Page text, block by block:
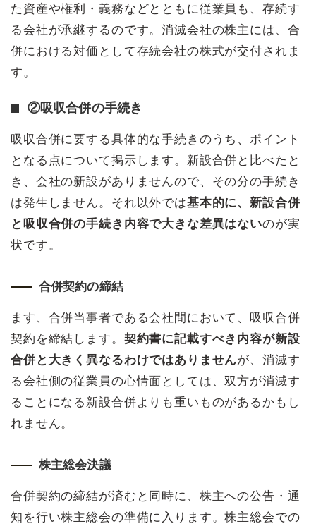
た資産や権利・義務などとともに従業員も、存続す
る会社が承継するのです。消滅会社の株主には、合
併における対価として存続会社の株式が交付されま
す。
②吸収合併の手続き
吸収合併に要する具体的な手続きのうち、ポイント
となる点について掲示します。新設合併と比べたと
き、会社の新設がありませんので、その分の手続き
は発生しません。それ以外では基本的に、新設合併
と吸収合併の手続き内容で大きな差異はないのが実
状です。
合併契約の締結
ます、合併当事者である会社間において、吸収合併
契約を締結します。 契約書に記載すべき内容が新設
合併と大きく異なるわけではありませんが、消滅す
る会社側の従業員の心情面としては、双方が消滅す
ることになる新設合併よりも重いものがあるかもし
れません。
株主総会決議
合併契約の締結が済むと同時に、株主への公告・通
知を行い株主総会の準備に入ります。株主総会での